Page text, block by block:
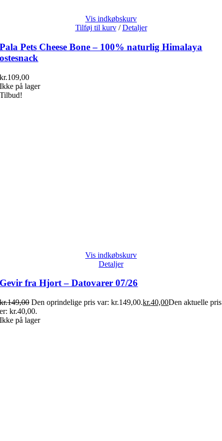
Vis indkøbskurv
Tilføj til kurv / Detaljer
Pala Pets Cheese Bone – 100% naturlig Himalaya
ostesnack
kr.109,00
Ikke på lager
Tilbud!
Vis indkøbskurv
Detaljer
Gevir fra Hjort – Datovarer 07/26
kr.149,00 Den oprindelige pris var: kr.149,00.kr.40,00Den aktuelle pris
er: kr.40,00.
Ikke på lager